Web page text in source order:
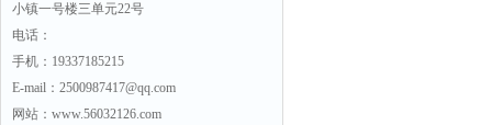
小镇一号楼三单元22号
电话：
手机：19337185215
E-mail：2500987417@qq.com
网站：www.56032126.com